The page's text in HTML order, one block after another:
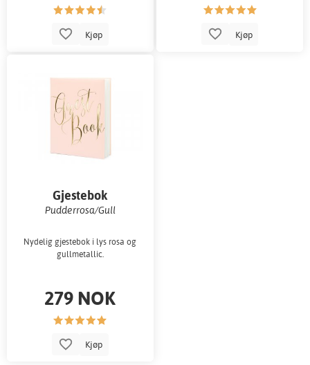
Kjøp Kjøp
Gjestebok
Pudderrosa/Gull
Nydelig gjestebok i lys rosa og
gullmetallic.
279 NOK
Kjøp